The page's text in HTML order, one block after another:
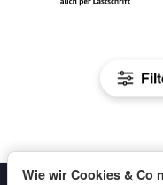
Wie wir Cookies & Co